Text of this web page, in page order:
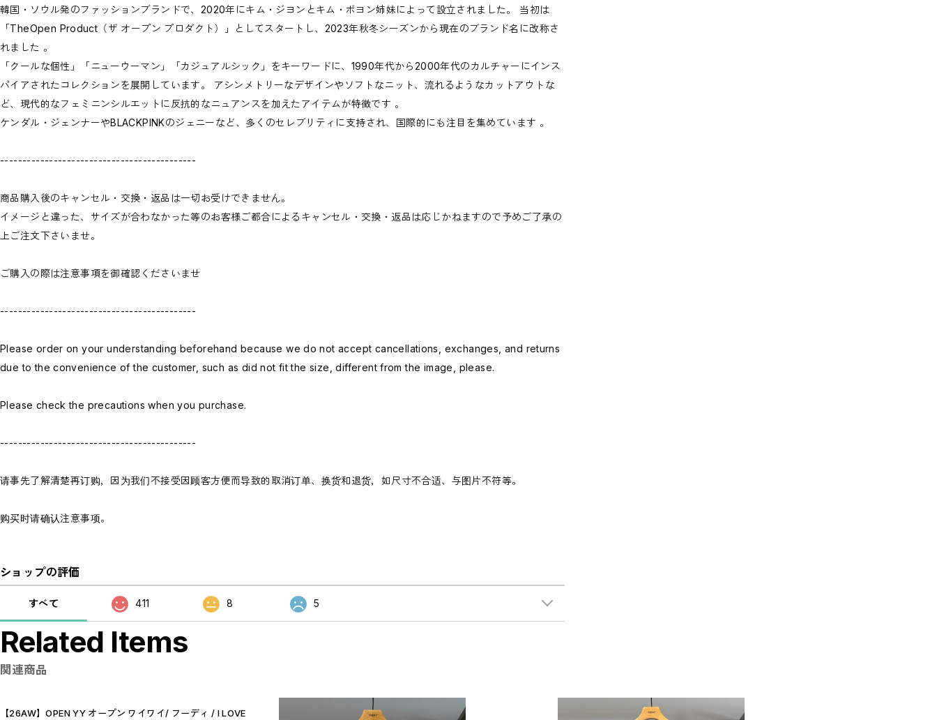
韓国・ソウル発のファッションブランドで、2020年にキム・ジヨンとキム・ボヨン姉妹によって設立されました。 当初は
「TheOpen Product（ザ オープン プロダクト）」としてスタートし、2023年秋冬シーズンから現在のブランド名に改称さ
れました 。
「クールな個性」「ニューウーマン」「カジュアルシック」をキーワードに、1990年代から2000年代のカルチャーにインス
パイアされたコレクションを展開しています。 アシンメトリーなデザインやソフトなニット、流れるようなカットアウトな
ど、現代的なフェミニンシルエットに反抗的なニュアンスを加えたアイテムが特徴です 。
ケンダル・ジェンナーやBLACKPINKのジェニーなど、多くのセレブリティに支持され、国際的にも注目を集めています 。
--------------------------------------------
商品購入後のキャンセル・交換・返品は一切お受けできません。
イメージと違った、サイズが合わなかった等のお客様ご都合によるキャンセル・交換・返品は応じかねますので予めご了承の
上ご注文下さいませ。
ご購入の際は注意事項を御確認くださいませ
--------------------------------------------
Please order on your understanding beforehand because we do not accept cancellations, exchanges, and returns
due to the convenience of the customer, such as did not fit the size, different from the image, please.
Please check the precautions when you purchase.
--------------------------------------------
请事先了解清楚再订购，因为我们不接受因顾客方便而导致的取消订单、换货和退货，如尺寸不合适、与图片不符等。
购买时请确认注意事项。
ショップの評価
すべて 411 8 5
Related Items
関連商品
【26AW】OPEN YY オープン ワイワイ/ フーディ / I LOVE